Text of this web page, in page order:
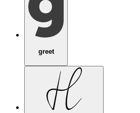
greet